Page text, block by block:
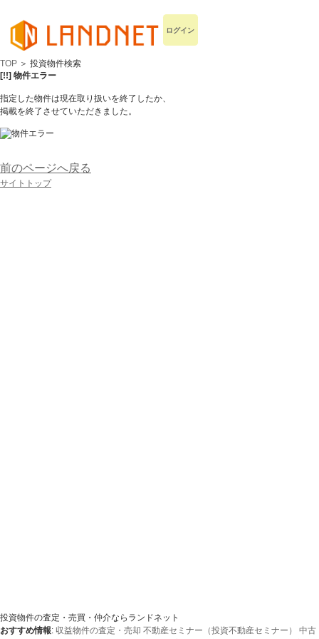
ログイン
TOP ＞ 投資物件検索
[!!] 物件エラー
指定した物件は現在取り扱いを終了したか、
掲載を終了させていただきました。
前のページへ戻る
サイトトップ
投資物件の査定・売買・仲介ならランドネット
おすすめ情報: 収益物件の査定・売却 不動産セミナー（投資不動産セミナー）
中古